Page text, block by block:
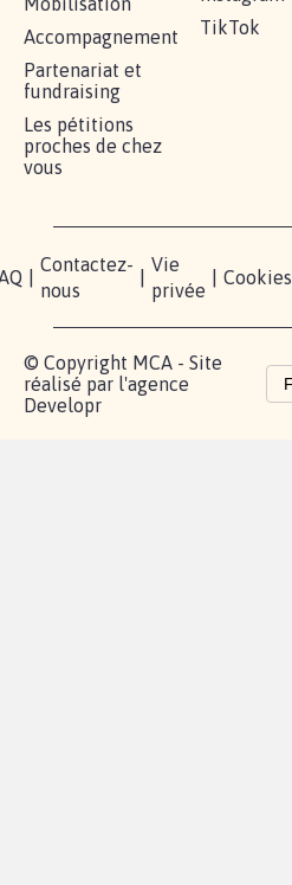
Accompagnement
Partenariat et
fundraising
Les pétitions
proches de chez
vous
TikTok
Contactez-
nous
Vie
privée
Cookies
© Copyright MCA - Site
réalisé par l'agence
Developr